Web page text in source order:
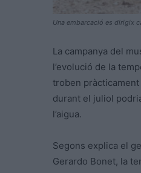
Una embarcació es dirigix
La campanya del
l’evolució de la
troben
durant el juliol
l’aigua.
Segons explica el
Gerardo Bonet, la